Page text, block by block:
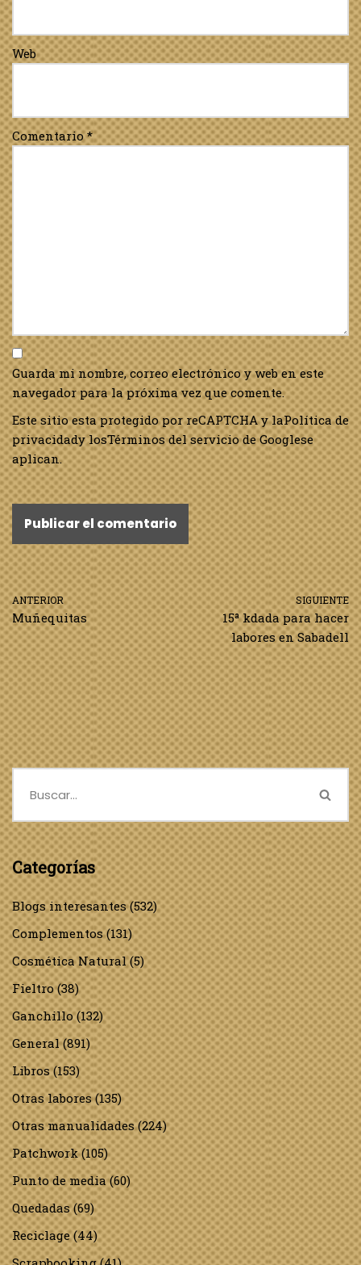
Web
Comentario*
Guarda mi nombre, correo electrónico y web en este
navegador para la próxima vez que comente.
Este sitio esta protegido por reCAPTCHA y laPolítica de
privacidady losTérminos del servicio de Googlese
aplican.
ANTERIOR
Muñequitas
SIGUIENTE
15ª kdada para hacer
labores en Sabadell
Categorías
Blogs interesantes(532)
Complementos(131)
Cosmética Natural(5)
Fieltro(38)
Ganchillo(132)
General(891)
Libros(153)
Otras labores(135)
Otras manualidades(224)
Patchwork(105)
Punto de media(60)
Quedadas(69)
Reciclage(44)